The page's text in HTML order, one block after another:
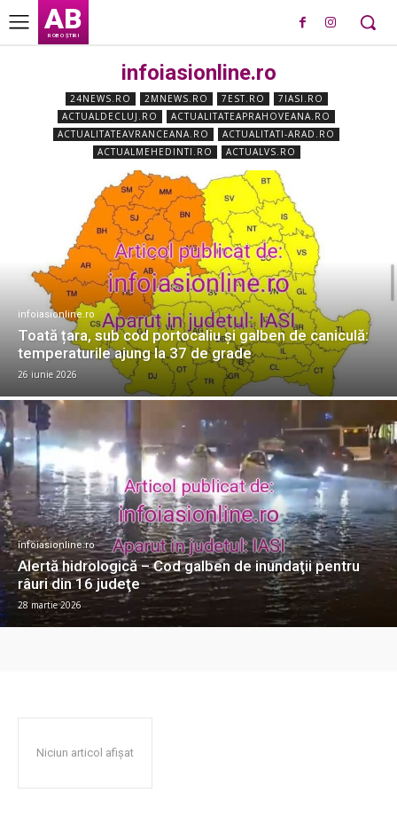
AB
ROBO ȘTIRI
infoiasionline.ro
24NEWS.RO 2MNEWS.RO 7EST.RO
7IASI.RO
ACTUALDECLUJ.RO
ACTUALITATEAPRAHOVEANA.RO
ACTUALITATEAVRANCEANA.RO
ACTUALITATI-ARAD.RO
ACTUALMEHEDINTI.RO
ACTUALVS.RO
infoiasionline.ro
Toată țara, sub cod portocaliu și galben de caniculă:
temperaturile ajung la 37 de grade
26 iunie 2026
infoiasionline.ro
Alertă hidrologică – Cod galben de inundaţii pentru
râuri din 16 judeţe
28 martie 2026
Niciun articol afișat